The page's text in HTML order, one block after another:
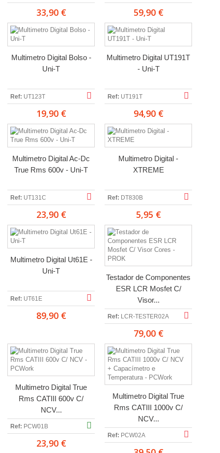
33,90 € 59,90 €
Multimetro Digital Bolso -
Uni-T
Ref: UT123T
19,90 €
Multimetro Digital UT191T
- Uni-T
Ref: UT191T
94,90 €
Multimetro Digital Ac-Dc
True Rms 600v - Uni-T
Ref: UT131C
23,90 €
Multimetro Digital -
XTREME
Ref: DT830B
5,95 €
Multimetro Digital Ut61E -
Uni-T
Ref: UT61E
89,90 €
Testador de Componentes
ESR LCR Mosfet C/
Visor...
Ref: LCR-TESTER02A
79,00 €
Multimetro Digital True
Rms CATIII 600v C/
NCV...
Ref: PCW01B
23,90 €
Multimetro Digital True
Rms CATIII 1000v C/
NCV...
Ref: PCW02A